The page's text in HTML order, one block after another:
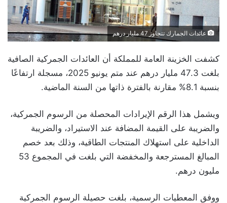
عائدات الجمارك تتجاوز 47 مليار درهم
كشفت الخزينة العامة للمملكة أن العائدات الجمركية الصافية
بلغت 47.3 مليار درهم عند متم يونيو 2025، مسجلة ارتفاعًا
بنسبة 8.1% مقارنة بالفترة ذاتها من السنة الماضية.
ويشمل هذا الرقم الإيرادات المحصلة من الرسوم الجمركية،
والضريبة على القيمة المضافة عند الاستيراد، والضريبة
الداخلية على استهلاك المنتجات الطاقية، وذلك بعد خصم
المبالغ المسترجعة والمخفضة التي بلغت في المجموع 53
مليون درهم.
ووفق المعطيات الرسمية، بلغت حصيلة الرسوم الجمركية